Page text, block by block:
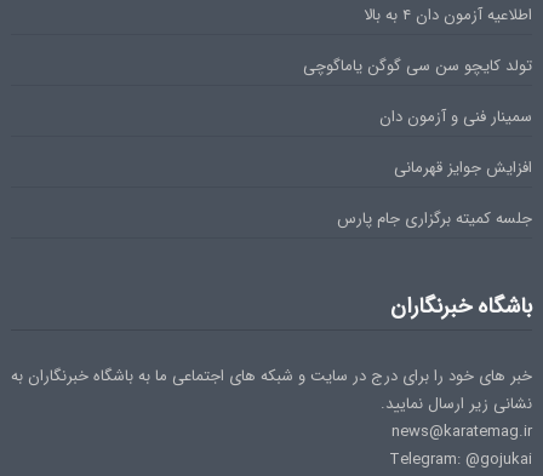
اطلاعیه آزمون دان ۴ به بالا
تولد کایچو سن سی گوگن یاماگوچی
سمینار فنی و آزمون دان
افزایش جوایز قهرمانی
جلسه کمیته برگزاری جام پارس
باشگاه خبرنگاران
خبر های خود را برای درج در سایت و شبکه های اجتماعی ما به باشگاه خبرنگاران به
نشانی زیر ارسال نمایید.
news@karatemag.ir
Telegram: @gojukai